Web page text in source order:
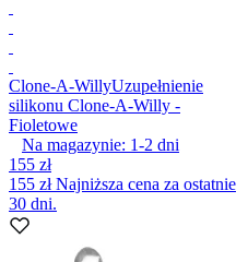
Clone-A-WillyUzupełnienie
silikonu Clone-A-Willy -
Fioletowe
Na magazynie: 1-2 dni
155 zł
155 złNajniższa cena za ostatnie
30 dni.